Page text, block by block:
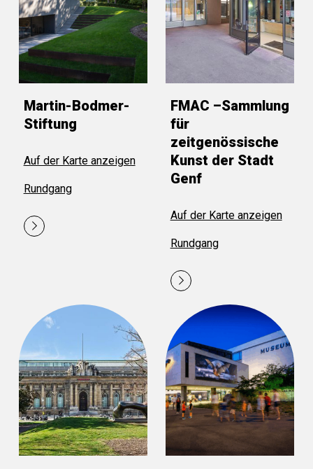
Martin-Bodmer-
Stiftung
Auf der Karte anzeigen
Rundgang
FMAC –Sammlung
für
zeitgenössische
Kunst der Stadt
Genf
Auf der Karte anzeigen
Rundgang